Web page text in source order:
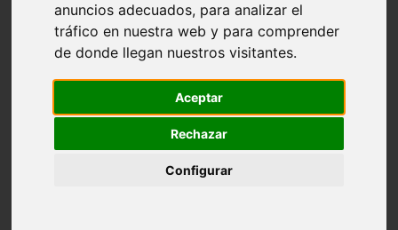
anuncios adecuados, para analizar el
tráfico en nuestra web y para comprender
de donde llegan nuestros visitantes.
Aceptar
Rechazar
Configurar
Córdoba - almedinilla
Navarra - zangoza
Cantabria - arenas-de-iguña
Barcelona - la-pobla-de-lillet
Murcia - cartagena
Madrid - nuevo-baztán